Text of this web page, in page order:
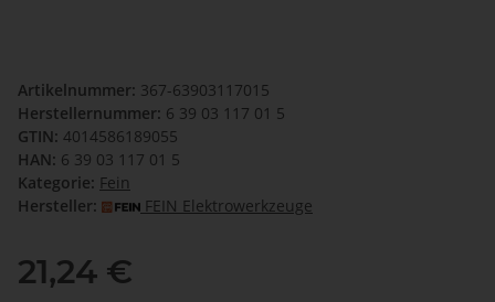
Artikelnummer: 367-63903117015
Herstellernummer: 6 39 03 117 01 5
GTIN: 4014586189055
HAN: 6 39 03 117 01 5
Kategorie: Fein
Hersteller:
FEIN Elektrowerkzeuge
21,24 €